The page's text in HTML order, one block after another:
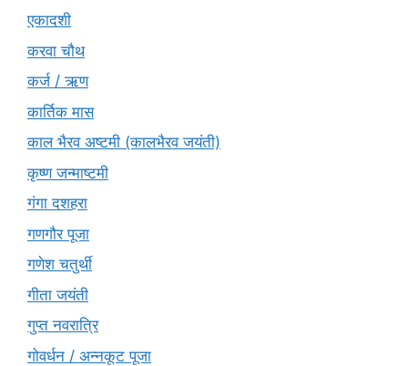
एकादशी
करवा चौथ
कर्ज / ऋण
कार्तिक मास
काल भैरव अष्टमी (कालभैरव जयंती)
कृष्ण जन्माष्टमी
गंगा दशहरा
गणगौर पूजा
गणेश चतुर्थी
गीता जयंती
गुप्त नवरात्रि
गोवर्धन / अन्नकूट पूजा